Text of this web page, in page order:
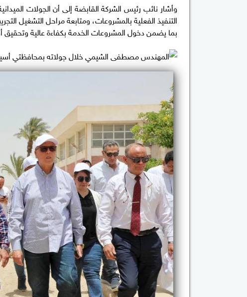
وأشار نائب رئيس الشركة القابضة إلى أن الجولات
التنفيذ الفعلية بالمشروعات، ومتابعة مراحل التشغيل
بما يضمن دخول المشروعات الخدمة بكفاءة عالية